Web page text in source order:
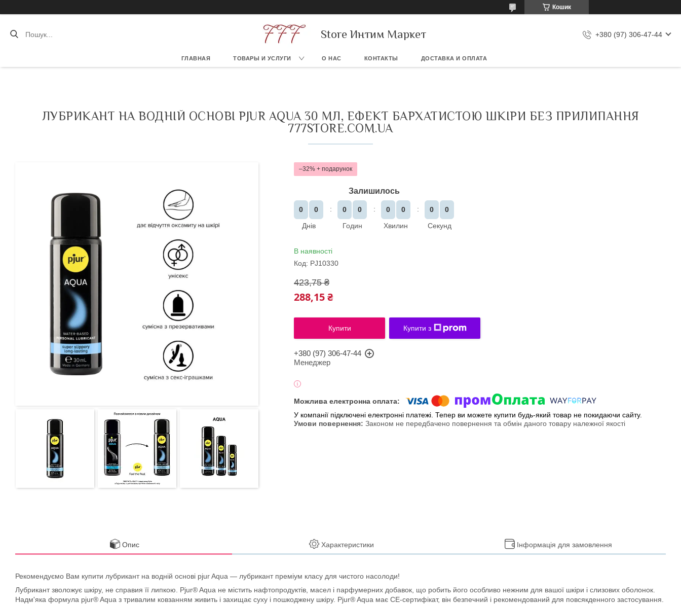
Кошик
Store Интим Маркет +380 (97) 306-47-44
ГЛАВНАЯ ТОВАРЫ И УСЛУГИ О НАС КОНТАКТЫ ДОСТАВКА И ОПЛАТА
ЛУБРИКАНТ НА ВОДНІЙ ОСНОВІ PJUR AQUA 30 МЛ, ЕФЕКТ БАРХАТИСТОЮ ШКІРИ БЕЗ ПРИЛИПАННЯ
777STORE.COM.UA
–32%
Залишилось
0
0
Днів
0
0
Годин
0
0
Хвилин
0
0
Секунд
В наявності
Код: PJ10330
423,75 ₴
288,15 ₴
Купити Купити з
+380 (97) 306-47-44
Менеджер
У компанії підключені електронні платежі. Тепер ви можете купити будь-який товар не покидаючи сайту.
Законом не передбачено повернення та обмін даного товару належної якості
Опис Характеристики Інформація для замовлення
Рекомендуємо Вам купити лубрикант на водній основі pjur Aqua — лубрикант преміум класу для чистого насолоди!
Лубрикант зволожує шкіру, не справия її липкою. Pjur® Aqua не містить нафтопродуктів, масел і парфумерних добавок, що робить його особливо нежним для вашої шкіри і слизових оболонок.
Надм'яка формула pjur® Aqua з тривалим ковзанням живить і захищає суху і пошкоджену шкіру. Pjur® Aqua має СЕ-сертифікат, він безпечний і рекомендований для повсякденного застосування.